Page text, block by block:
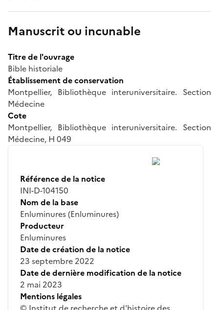
Manuscrit ou incunable
Titre de l'ouvrage
Bible historiale
Établissement de conservation
Montpellier, Bibliothèque interuniversitaire. Section
Médecine
Cote
Montpellier, Bibliothèque interuniversitaire. Section
Médecine, H 049
Référence de la notice
INI-D-104150
Nom de la base
Enluminures (Enluminures)
Producteur
Enluminures
Date de création de la notice
23 septembre 2022
Date de dernière modification de la notice
2 mai 2023
Mentions légales